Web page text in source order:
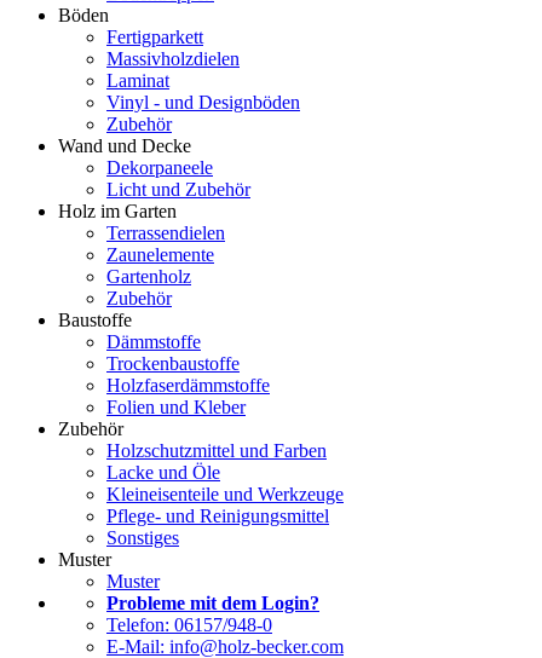
Böden
Fertigparkett
Massivholzdielen
Laminat
Vinyl - und Designböden
Zubehör
Wand und Decke
Dekorpaneele
Licht und Zubehör
Holz im Garten
Terrassendielen
Zaunelemente
Gartenholz
Zubehör
Baustoffe
Dämmstoffe
Trockenbaustoffe
Holzfaserdämmstoffe
Folien und Kleber
Zubehör
Holzschutzmittel und Farben
Lacke und Öle
Kleineisenteile und Werkzeuge
Pflege- und Reinigungsmittel
Sonstiges
Muster
Muster
Probleme mit dem Login?
Telefon: 06157/948-0
E-Mail: info@holz-becker.com